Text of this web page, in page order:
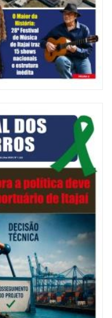
correto de lixo para